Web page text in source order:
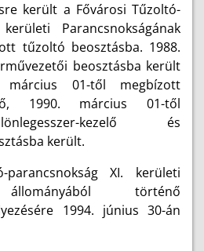
került a Fővárosi Tűzoltó-
Parancsnokságának
tűzoltó beosztásba. 1988.
beosztásba került
március 01-től megbízott
1990. március 01-től
kezelő és
került.
XI. kerületi
állományából történő
1994. június 30-án